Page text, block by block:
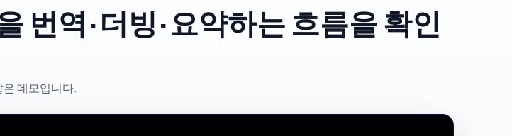
번역·더빙·요약하는 흐름을 확인
은 데모입니다.